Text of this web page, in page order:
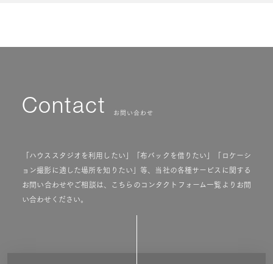
Contact お問い合わせ
「ハウススタジオを利用したい」「布バックを借りたい」「ロケーシ
ョン撮影に適した場所を知りたい」等、当社の各種サービスに関する
お問い合わせやご相談は、こちらのコンタクトフォーム一覧よりお問
い合わせください。